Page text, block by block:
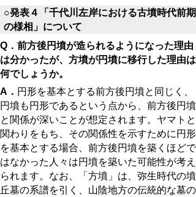
○発表４「千代川左岸における古墳時代前期
の様相」について
Q．前方後円墳が造られるようになった理由
は分かったが、方墳が円墳に移行した理由は
何でしょうか。
A． 円形を基本とする前方後円墳と同じく、
円墳も円形であるという点から、前方後円墳
と関係が深いことが想定されます。ヤマトと
関わりをもち、その関係性を示すために円形
を基本とする場合、前方後円墳を築くほどで
はなかった人々は円墳を築いた可能性が考え
られます。なお、「方墳」は、弥生時代の墳
丘墓の系譜を引く、山陰地方の伝統的な墓の